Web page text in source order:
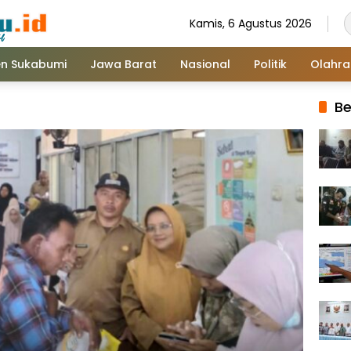
Kamis, 6 Agustus 2026
Sukabumi Jawa Barat Nasional Politik